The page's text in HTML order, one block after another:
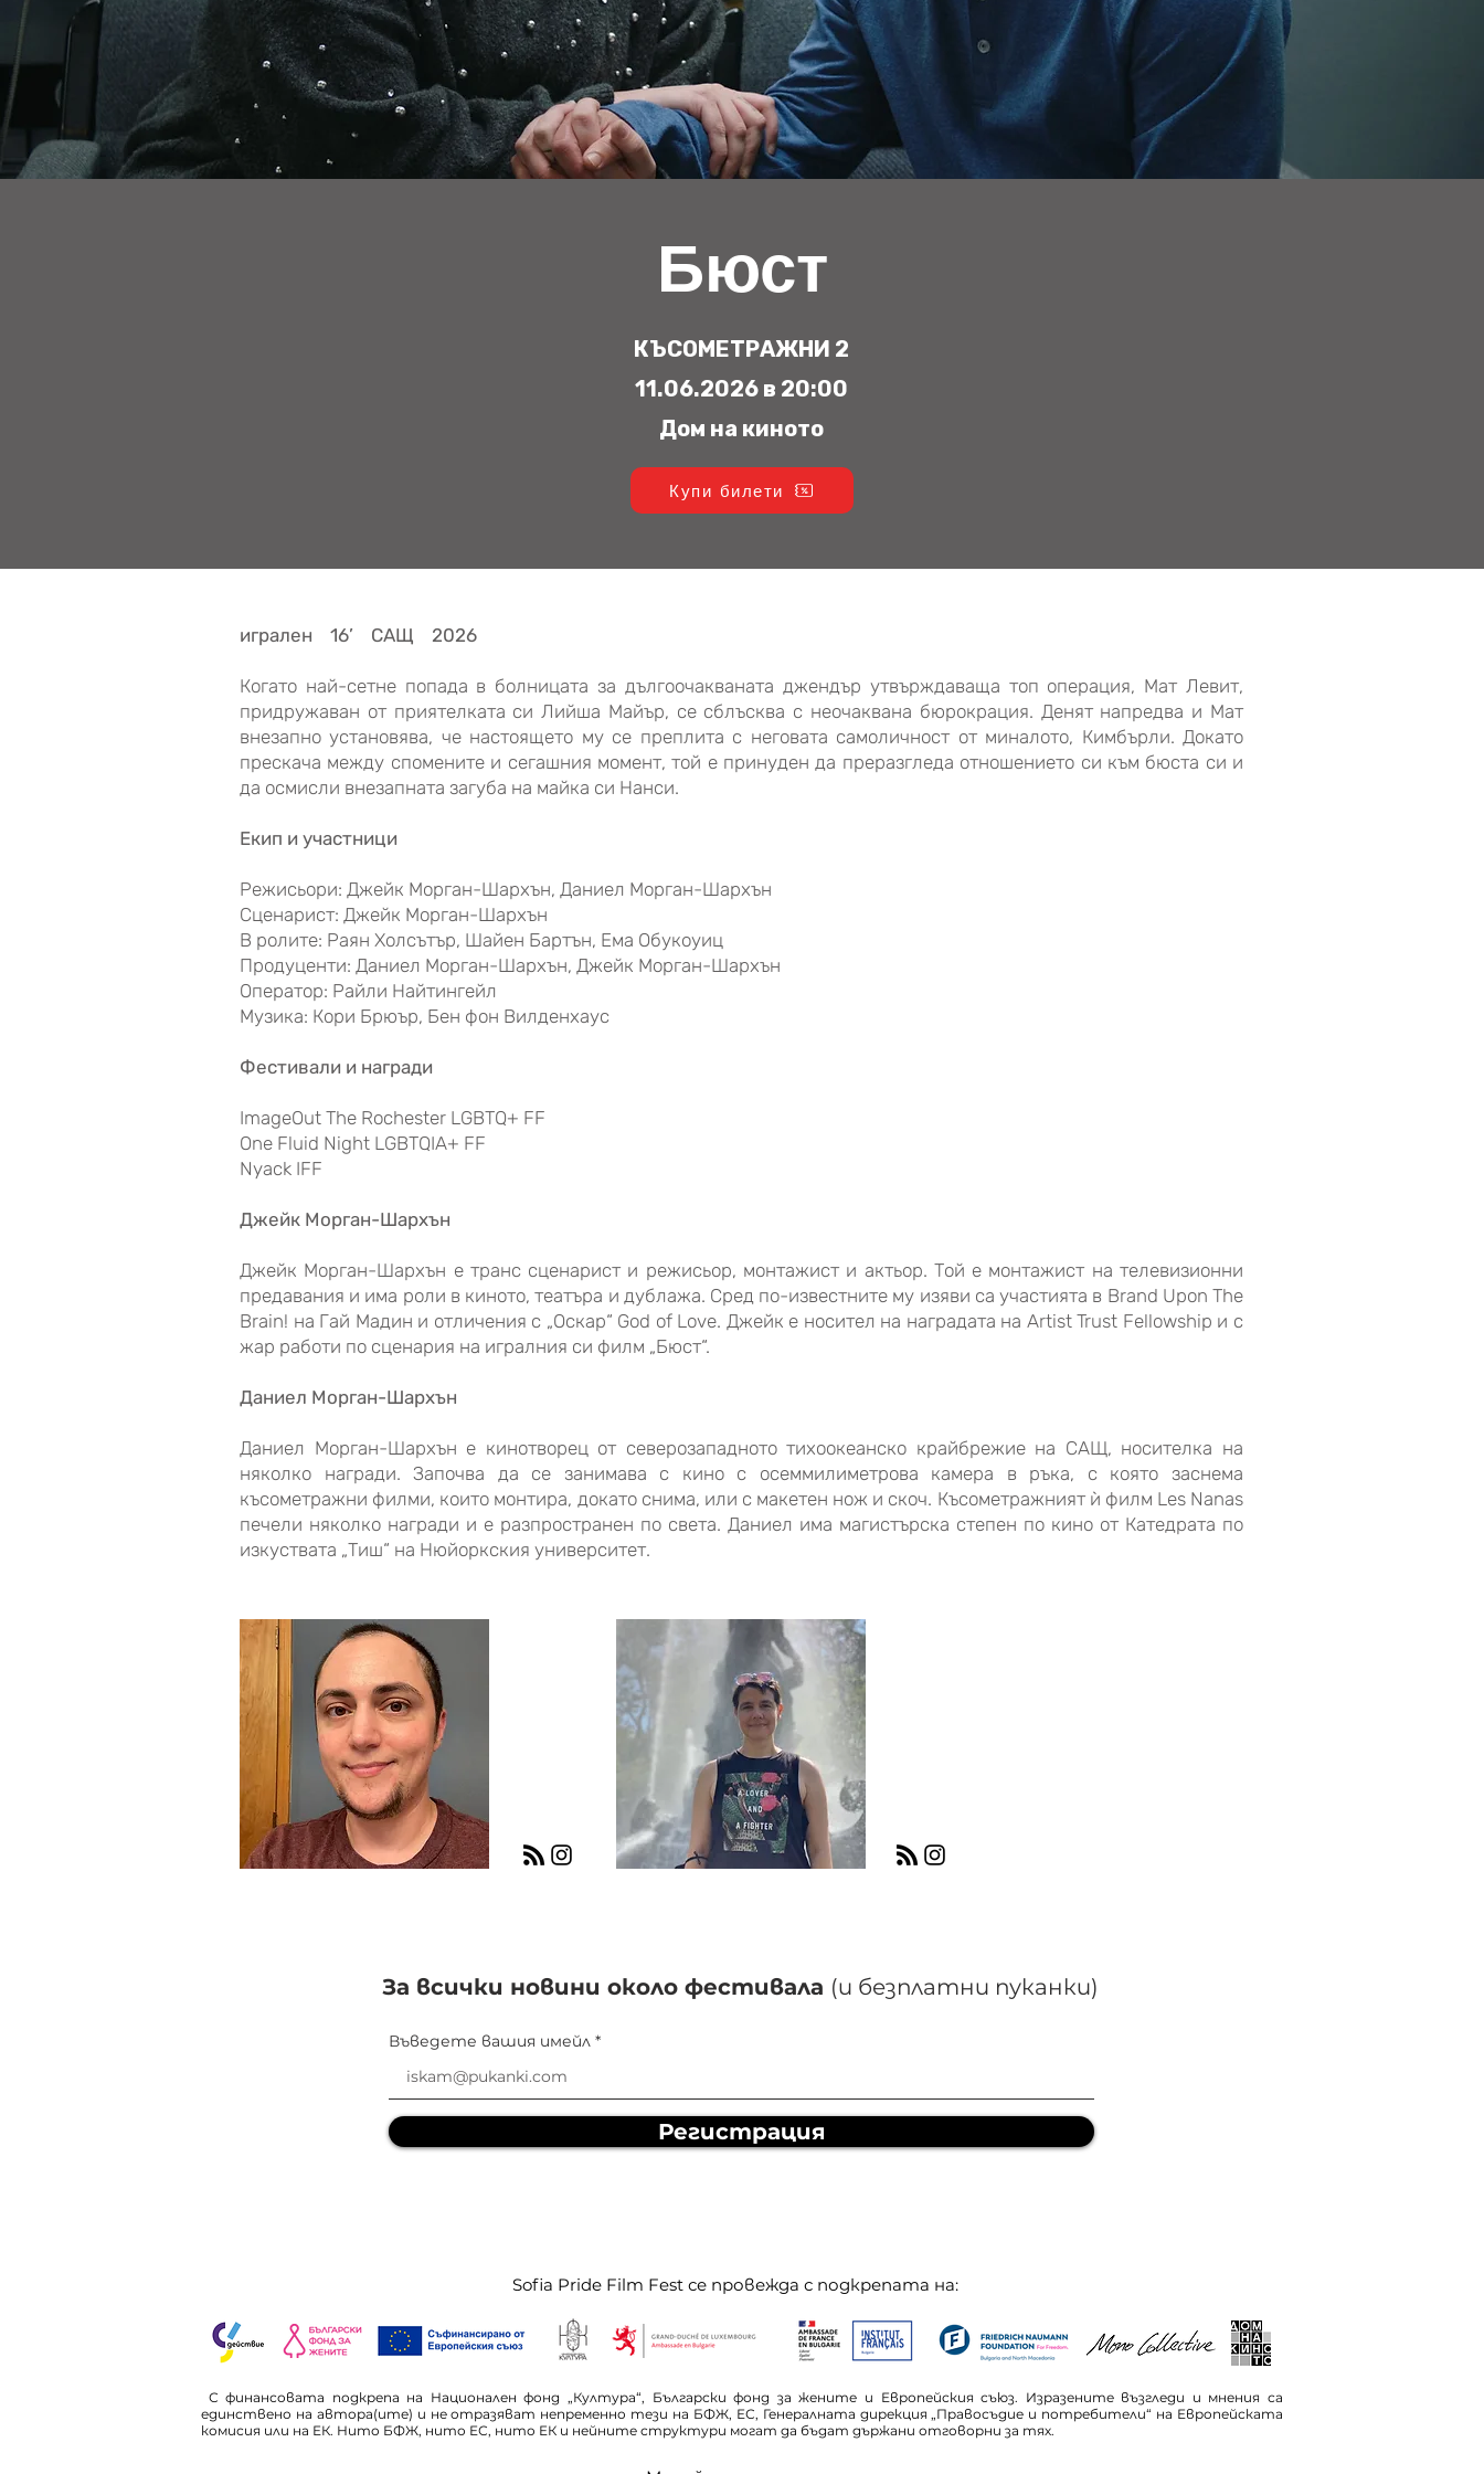
Бюст
КЪСОМЕТРАЖНИ 2
11.06.2026 в 20:00
Дом на киното
Купи билети
игрален 16’ САЩ 2026
Когато най-сетне попада в болницата за дългоочакваната джендър утвърждаваща топ операция, Мат Левит,
придружаван от приятелката си Лийша Майър, се сблъсква с неочаквана бюрокрация. Денят напредва и Мат
внезапно установява, че настоящето му се преплита с неговата самоличност от миналото, Кимбърли. Докато
прескача между спомените и сегашния момент, той е принуден да преразгледа отношението си към бюста си и
да осмисли внезапната загуба на майка си Нанси.
Екип и участници
Режисьори: Джейк Морган-Шархън, Даниел Морган-Шархън
Сценарист: Джейк Морган-Шархън
В ролите: Раян Холсътър, Шайен Бартън, Ема Обукоуиц
Продуценти: Даниел Морган-Шархън, Джейк Морган-Шархън
Оператор: Райли Найтингейл
Музика: Кори Брюър, Бен фон Вилденхаус
Фестивали и награди
ImageOut The Rochester LGBTQ+ FF
One Fluid Night LGBTQIA+ FF
Nyack IFF
Джейк Морган-Шархън
Джейк Морган-Шархън е транс сценарист и режисьор, монтажист и актьор. Той е монтажист на телевизионни
предавания и има роли в киното, театъра и дублажа. Сред по-известните му изяви са участията в Brand Upon The
Brain! на Гай Мадин и отличения с „Оскар“ God of Love. Джейк е носител на наградата на Artist Trust Fellowship и с
жар работи по сценария на игралния си филм „Бюст“.
Даниел Морган-Шархън
Даниел Морган-Шархън е кинотворец от северозападното тихоокеанско крайбрежие на САЩ, носителка на
няколко награди. Започва да се занимава с кино с осеммилиметрова камера в ръка, с която заснема
късометражни филми, които монтира, докато снима, или с макетен нож и скоч. Късометражният ѝ филм Les Nanas
печели няколко награди и е разпространен по света. Даниел има магистърска степен по кино от Катедрата по
изкуствата „Тиш“ на Нюйоркския университет.
За всички новини около фестивала (и безплатни пуканки)
Въведете вашия имейл
Регистрация
Sofia Pride Film Fest се провежда с подкрепата на:
С финансовата подкрепа на Национален фонд „Култура“, Български фонд за жените и Европейския съюз. Изразените възгледи и мнения са
единствено на автора(ите) и не отразяват непременно тези на БФЖ, ЕС, Генералната дирекция „Правосъдие и потребители“ на Европейската
комисия или на ЕК. Нито БФЖ, нито ЕС, нито ЕК и нейните структури могат да бъдат държани отговорни за тях.